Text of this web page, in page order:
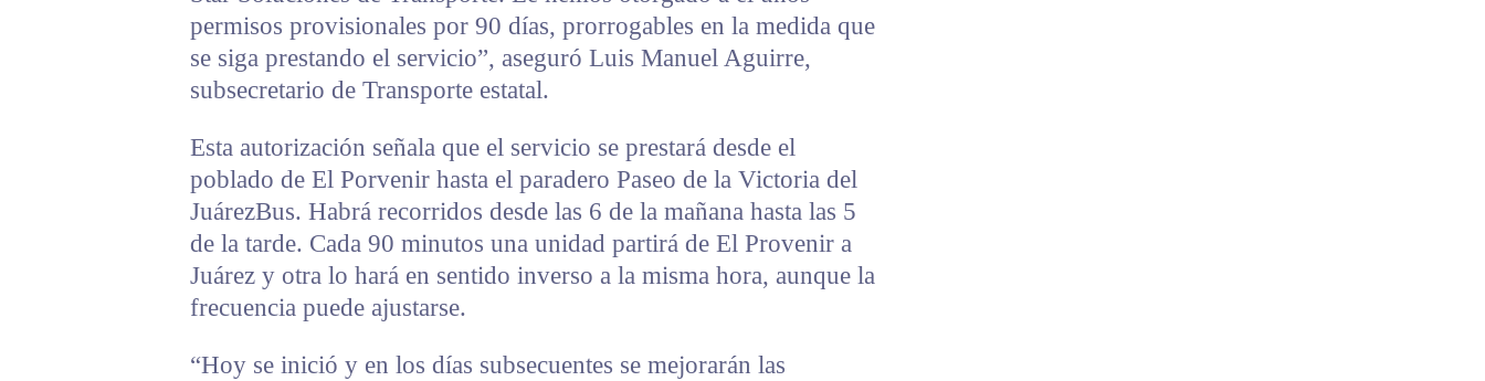
permisos provisionales por 90 días, prorrogables en la medida que
se siga prestando el servicio”, aseguró Luis Manuel Aguirre,
subsecretario de Transporte estatal.
Esta autorización señala que el servicio se prestará desde el
poblado de El Porvenir hasta el paradero Paseo de la Victoria del
JuárezBus. Habrá recorridos desde las 6 de la mañana hasta las 5
de la tarde. Cada 90 minutos una unidad partirá de El Provenir a
Juárez y otra lo hará en sentido inverso a la misma hora, aunque la
frecuencia puede ajustarse.
“Hoy se inició y en los días subsecuentes se mejorarán las